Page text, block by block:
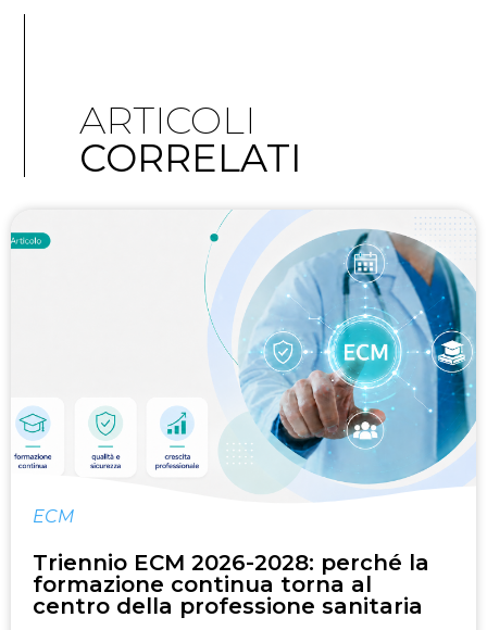
ARTICOLI
CORRELATI
ECM
Triennio ECM 2026-2028: perché la
formazione continua torna al
centro della professione sanitaria